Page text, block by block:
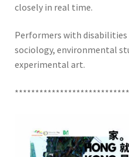
closely in real time.
Performers with
sociology, environmental
experimental art.